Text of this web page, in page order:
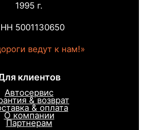
1995 г.
5001130650
ведут к нам!»
клиентов
Автосервис
& возврат
& оплата
О компании
Партнерам